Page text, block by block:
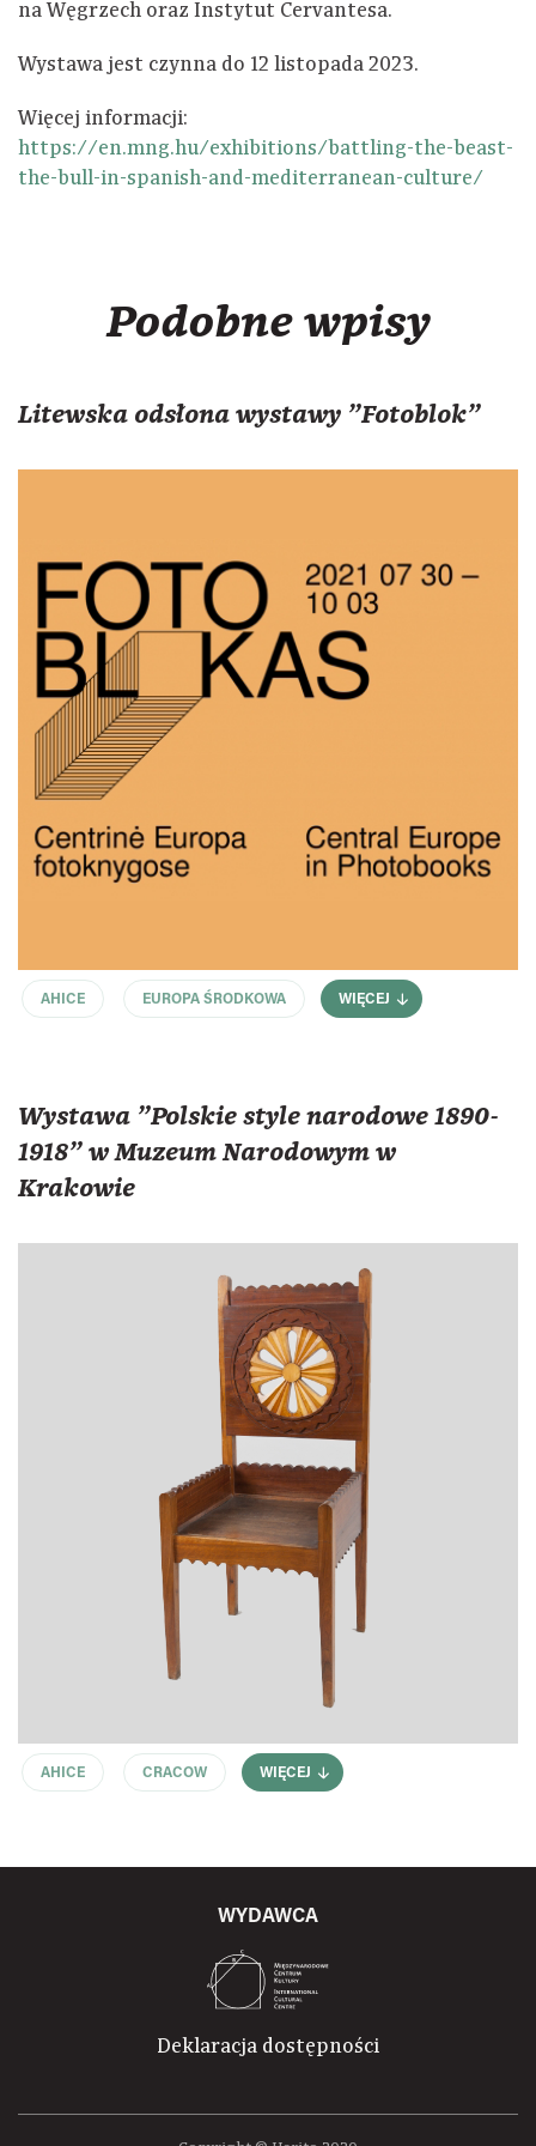
na Węgrzech oraz Instytut Cervantesa.
Wystawa jest czynna do 12 listopada 2023.
Więcej informacji:
https://en.mng.hu/exhibitions/battling-the-beast-
the-bull-in-spanish-and-mediterranean-culture/
Podobne wpisy
Litewska odsłona wystawy "Fotoblok"
AHICE EUROPA ŚRODKOWA WIĘCEJ
Wystawa "Polskie style narodowe 1890-
1918" w Muzeum Narodowym w
Krakowie
AHICE CRACOW WIĘCEJ
WYDAWCA
Deklaracja dostępności